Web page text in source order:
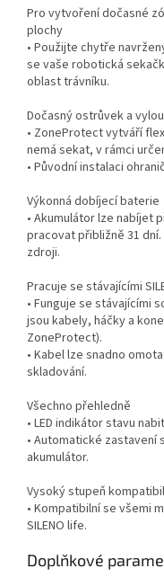
Pro vytvoření dočasné
plochy
• Použijte chytře
se vaše robotická
oblast trávníku.
Dočasný ostrůvek a
• ZoneProtect vytváří
nemá sekat, v rámci
• Původní instalaci
Výkonná dobíjecí baterie
• Akumulátor lze nabíjet
pracovat přibližně 31
zdroji.
Pracuje se stávajícími
• Funguje se stávajícími
jsou kabely, háčky a
ZoneProtect).
• Kabel lze snadno
skladování.
Všechno přehledně
• LED indikátor stavu
• Automatické
akumulátor.
Vysoký stupeň
• Kompatibilní se všemi
SILENO life.
Doplňkové